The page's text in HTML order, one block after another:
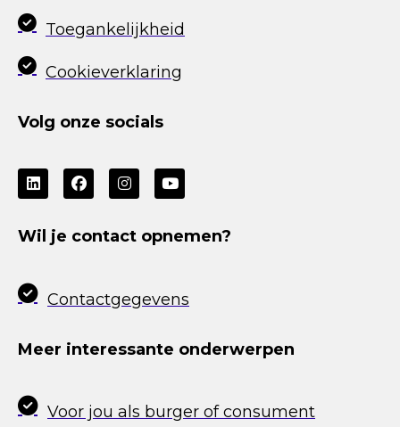
Toegankelijkheid
Cookieverklaring
Volg onze socials
Wil je contact opnemen?
Contactgegevens
Meer interessante onderwerpen
Voor jou als burger of consument